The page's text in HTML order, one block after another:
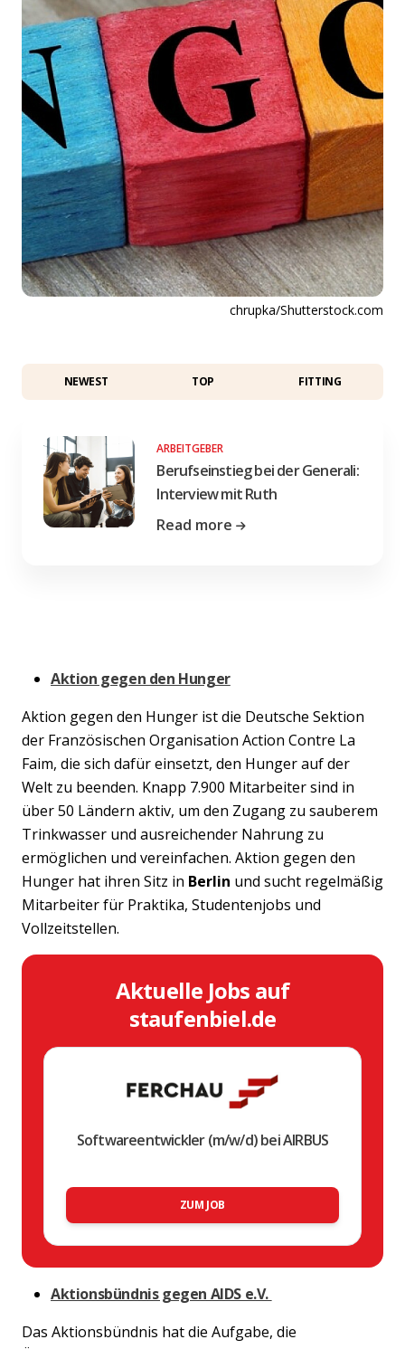
chrupka/Shutterstock.com
NEWEST TOP FITTING
ARBEITGEBER
Berufseinstieg bei der Generali:
Interview mit Ruth
Read more
Aktion gegen den Hunger
Aktion gegen den Hunger ist die Deutsche Sektion
der Französischen Organisation Action Contre La
Faim, die sich dafür einsetzt, den Hunger auf der
Welt zu beenden. Knapp 7.900 Mitarbeiter sind in
über 50 Ländern aktiv, um den Zugang zu sauberem
Trinkwasser und ausreichender Nahrung zu
ermöglichen und vereinfachen. Aktion gegen den
Hunger hat ihren Sitz in Berlin und sucht regelmäßig
Mitarbeiter für Praktika, Studentenjobs und
Vollzeitstellen.
Aktuelle Jobs auf
staufenbiel.de
Softwareentwickler (m/w/d) bei AIRBUS
ZUM JOB
Aktionsbündnis gegen AIDS e.V.
Das Aktionsbündnis hat die Aufgabe, die